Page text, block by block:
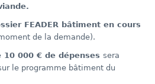
FEADER bâtiment en cours
de la demande).
10 000 € de dépensessera
le programme bâtiment du